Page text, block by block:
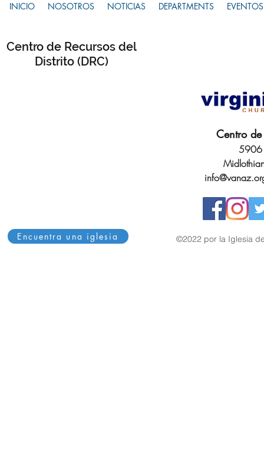
INICIO NOSOTROS NOTICIAS DEPARTMENTS EVENTOS
Centro de Recursos del
Distrito (DRC)
Encuentra una iglesia
Centro
5906
©2022 por la Iglesia